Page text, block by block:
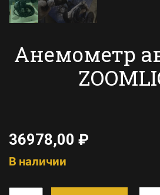
Анемометр
36978,00 ₽
В наличии